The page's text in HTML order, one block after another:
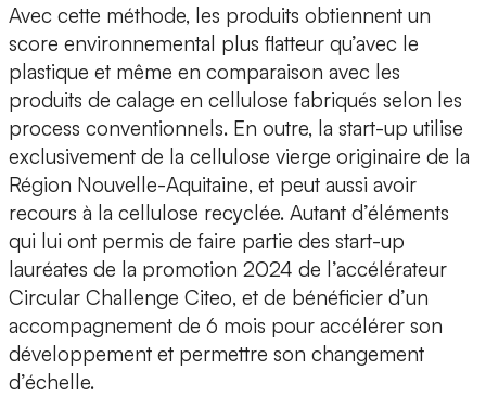
Avec cette méthode, les produits obtiennent un
score environnemental plus flatteur qu’avec le
plastique et même en comparaison avec les
produits de calage en cellulose fabriqués selon les
process conventionnels. En outre, la start-up utilise
exclusivement de la cellulose vierge originaire de la
Région Nouvelle-Aquitaine, et peut aussi avoir
recours à la cellulose recyclée. Autant d’éléments
qui lui ont permis de faire partie des start-up
lauréates de la promotion 2024 de l’accélérateur
Circular Challenge Citeo, et de bénéficier d’un
accompagnement de 6 mois pour accélérer son
développement et permettre son changement
d’échelle.